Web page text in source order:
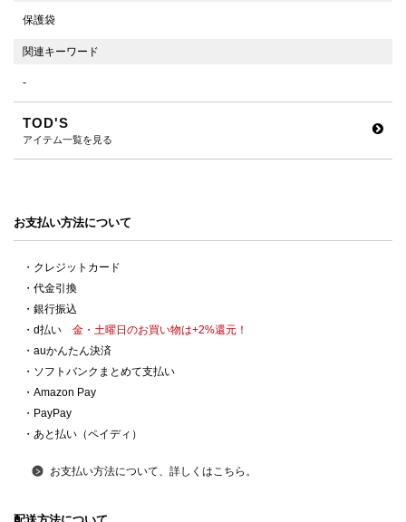
保護袋
関連キーワード
-
TOD'S
アイテム一覧を見る
お支払い方法について
・クレジットカード
・代金引換
・銀行振込
・d払い 金・土曜日のお買い物は+2%還元！
・auかんたん決済
・ソフトバンクまとめて支払い
・Amazon Pay
・PayPay
・あと払い（ペイディ）
お支払い方法について、詳しくはこちら。